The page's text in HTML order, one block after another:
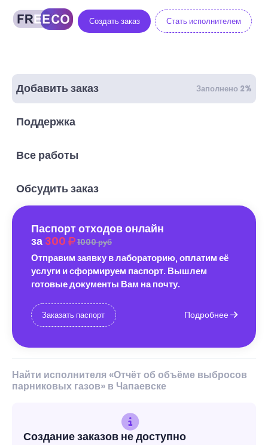
Создать заказ Стать исполнителем
Добавить заказ Заполнено 2%
Поддержка
Все работы
Обсудить заказ
Паспорт отходов онлайн
за 300 1000 руб
Отправим заявку в лабораторию, оплатим её
услуги и сформируем паспорт. Вышлем
готовые документы Вам на почту.
Заказать паспорт Подробнее
Найти исполнителя «Отчёт об объёме выбросов
парниковых газов» в Чапаевске
Создание заказов не доступно